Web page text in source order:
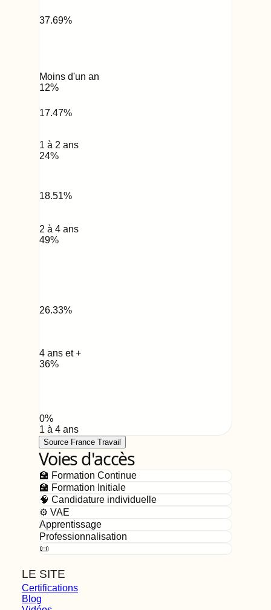
37.69%
Moins d'un an
12%
17.47%
1 à 2 ans
24%
18.51%
2 à 4 ans
49%
26.33%
4 ans et +
36%
0%
1 à 4 ans
Source France Travail
Voies d'accès
🏫 Formation Continue
🏫 Formation Initiale
🧠 Candidature individuelle
⚙️ VAE
Apprentissage
Professionnalisation
📜
LE SITE
Certifications
Blog